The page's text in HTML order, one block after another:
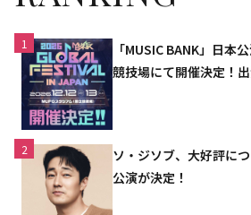
1
「MUSIC BANK」日本
競技場にて開催決定！
2
ソ・ジソブ、大好評に
公演が決定！